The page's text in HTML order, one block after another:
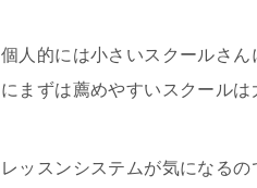
個人的には小さいスクールさ
にまずは薦めやすいスクールは
レッスンシステムが気になる